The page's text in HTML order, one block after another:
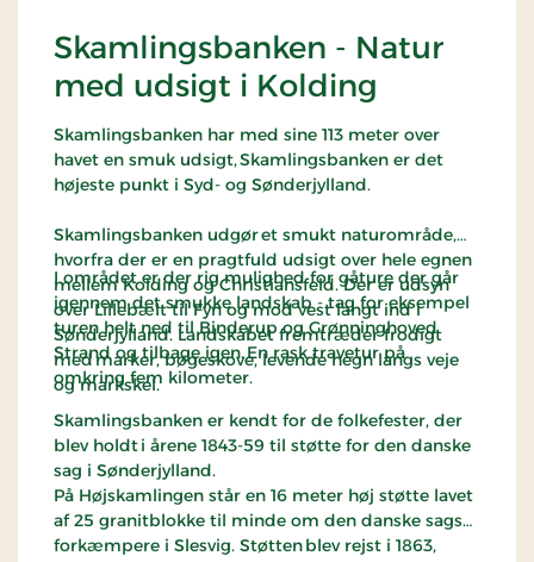
Skamlingsbanken - Natur
med udsigt i Kolding
Skamlingsbanken har med sine 113 meter over
havet en smuk udsigt, Skamlingsbanken er det
højeste punkt i Syd- og Sønderjylland.
Skamlingsbanken udgør et smukt naturområde,
hvorfra der er en pragtfuld udsigt over hele egnen
mellem Kolding og Christiansfeld. Der er udsyn
over Lillebælt til Fyn og mod vest langt ind i
Sønderjylland. Landskabet fremtræder frodigt
med marker, bøgeskove, levende hegn langs veje
og markskel.
I området er der rig mulighed for gåture der går
igennem det smukke landskab - tag for eksempel
turen helt ned til Binderup og Grønninghoved
Strand og tilbage igen. En rask travetur på
omkring fem kilometer.
Skamlingsbanken er kendt for de folkefester, der
blev holdt i årene 1843-59 til støtte for den danske
sag i Sønderjylland.
På Højskamlingen står en 16 meter høj støtte lavet
af 25 granitblokke til minde om den danske sags
forkæmpere i Slesvig. Støtten blev rejst i 1863,